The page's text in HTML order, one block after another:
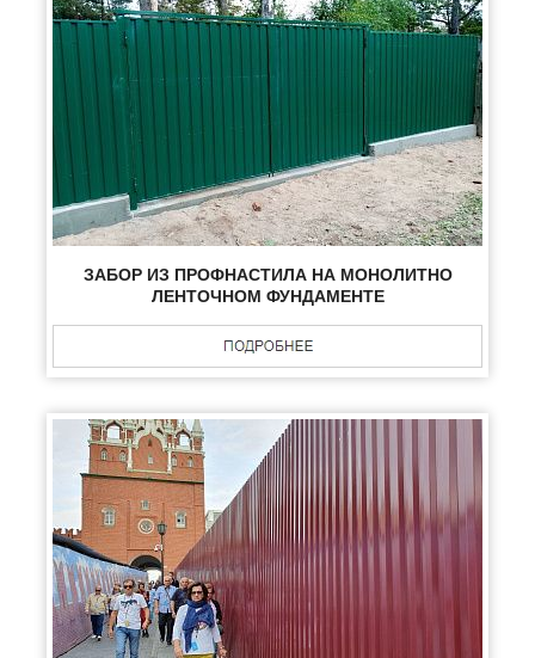
ЗАБОР ИЗ ПРОФНАСТИЛА НА МОНОЛИТНО
ЛЕНТОЧНОМ ФУНДАМЕНТЕ